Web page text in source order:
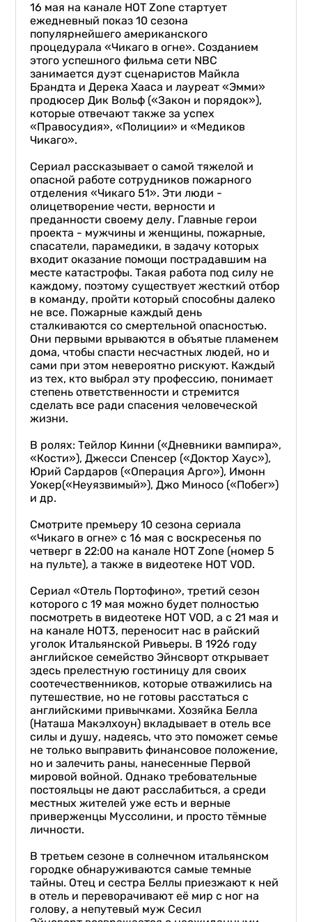
16 мая на канале НОТ Zone стартует
ежедневный показ 10 сезона
популярнейшего американского
процедурала «Чикаго в огне». Созданием
этого успешного фильма сети NBC
занимается дуэт сценаристов Майкла
Брандта и Дерека Хааса и лауреат «Эмми»
продюсер Дик Вольф («Закон и порядок»),
которые отвечают также за успех
«Правосудия», «Полиции» и «Медиков
Чикаго».
Сериал рассказывает о самой тяжелой и
опасной работе сотрудников пожарного
отделения «Чикаго 51». Эти люди -
олицетворение чести, верности и
преданности своему делу. Главные герои
проекта - мужчины и женщины, пожарные,
спасатели, парамедики, в задачу которых
входит оказание помощи пострадавшим на
месте катастрофы. Такая работа под силу не
каждому, поэтому существует жесткий отбор
в команду, пройти который способны далеко
не все. Пожарные каждый день
сталкиваются со смертельной опасностью.
Они первыми врываются в объятые пламенем
дома, чтобы спасти несчастных людей, но и
сами при этом невероятно рискуют. Каждый
из тех, кто выбрал эту профессию, понимает
степень ответственности и стремится
сделать все ради спасения человеческой
жизни.
В ролях: Тейлор Кинни («Дневники вампира»,
«Кости»), Джесси Спенсер («Доктор Хаус»),
Юрий Сардаров («Операция Арго»), Имонн
Уокер(«Неуязвимый»), Джо Миносо («Побег»)
и др.
Смотрите премьеру 10 сезона сериала
«Чикаго в огне» с 16 мая с воскресенья по
четверг в 22:00 на канале HOT Zone (номер 5
на пульте), а также в видеотеке HOT VOD.
Сериал «Отель Портофино», третий сезон
которого с 19 мая можно будет полностью
посмотреть в видеотеке HOT VOD, а с 21 мая и
на канале НОТ3, переносит нас в райский
уголок Итальянской Ривьеры. В 1926 году
английское семейство Эйнсворт открывает
здесь прелестную гостиницу для своих
соотечественников, которые отважились на
путешествие, но не готовы расстаться с
английскими привычками. Хозяйка Белла
(Наташа Макэлхоун) вкладывает в отель все
силы и душу, надеясь, что это поможет семье
не только выправить финансовое положение,
но и залечить раны, нанесенные Первой
мировой войной. Однако требовательные
постояльцы не дают расслабиться, а среди
местных жителей уже есть и верные
приверженцы Муссолини, и просто тёмные
личности.
В третьем сезоне в солнечном итальянском
городке обнаруживаются самые темные
тайны. Отец и сестра Беллы приезжают к ней
в отель и переворачивают её мир с ног на
голову, а непутевый муж Сесил